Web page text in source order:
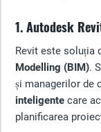
1. Autodesk
Revit este soluția
Modelling (BIM).
și managerilor de
inteligente care
planificarea